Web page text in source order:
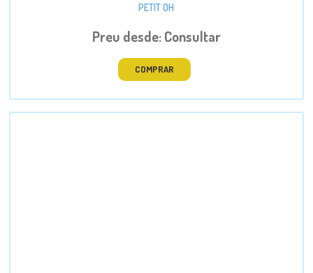
PETIT OH
Preu desde: Consultar
COMPRAR